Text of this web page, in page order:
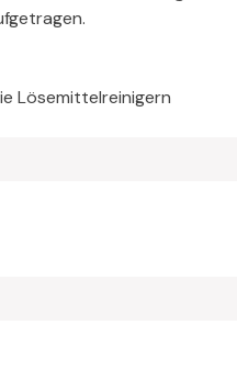
Lösemittelreinigern